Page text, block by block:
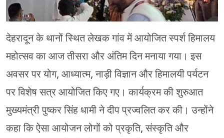
देहरादून के थानों स्थित लेखक गांव में आयोजित स्पर्श हिमालय
महोत्सव का आज तीसरा और अंतिम दिन मनाया गया। इस
अवसर पर योग, आध्यात्म, नाड़ी विज्ञान और हिमालयी पर्यटन
पर विशेष सत्र आयोजित किए गए। कार्यक्रम की शुरुआत
मुख्यमंत्री पुष्कर सिंह धामी ने दीप प्रज्वलित कर की। उन्होंने
कहा कि ऐसा आयोजन लोगों को प्रकृति, संस्कृति और
नैनीताल
बागेश्वर
हरिद्वार